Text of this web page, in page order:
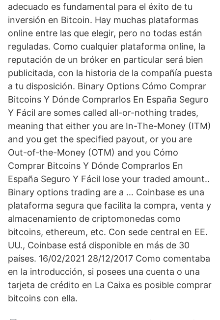
adecuado es fundamental para el éxito de tu
inversión en Bitcoin. Hay muchas plataformas
online entre las que elegir, pero no todas están
reguladas. Como cualquier plataforma online, la
reputación de un bróker en particular será bien
publicitada, con la historia de la compañía puesta
a tu disposición. Binary Options Cómo Comprar
Bitcoins Y Dónde Comprarlos En España Seguro
Y Fácil are somes called all-or-nothing trades,
meaning that either you are In-The-Money (ITM)
and you get the specified payout, or you are
Out-of-the-Money (OTM) and you Cómo
Comprar Bitcoins Y Dónde Comprarlos En
España Seguro Y Fácil lose your traded amount..
Binary options trading are a … Coinbase es una
plataforma segura que facilita la compra, venta y
almacenamiento de criptomonedas como
bitcoins, ethereum, etc. Con sede central en EE.
UU., Coinbase está disponible en más de 30
países. 16/02/2021 28/12/2017 Como comentaba
en la introducción, si posees una cuenta o una
tarjeta de crédito en La Caixa es posible comprar
bitcoins con ella.